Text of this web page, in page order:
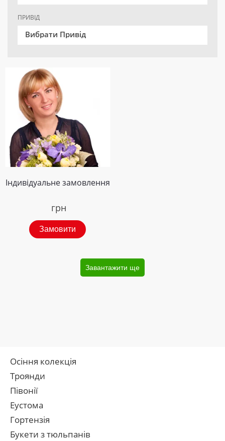
ПРИВІД
Вибрати Привід
Індивідуальне замовлення
грн
Замовити
Завантажити ще
Осіння колекція
Троянди
Півонії
Еустома
Гортензія
Букети з тюльпанів